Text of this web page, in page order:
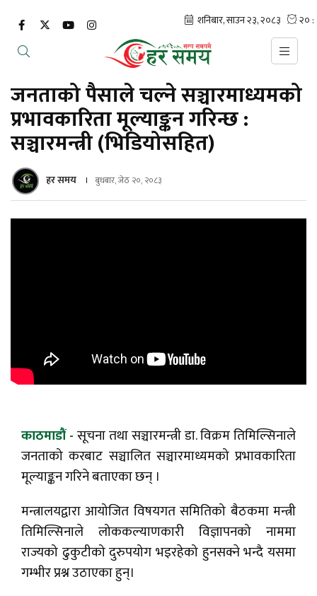
जनताको पैसाले चल्ने सञ्चारमाध्यमको
प्रभावकारिता मूल्याङ्कन गरिन्छ :
सञ्चारमन्त्री (भिडियोसहित)
हर समय बुधबार, जेठ २०, २०८३
काठमाडौं -सूचना तथा सञ्चारमन्त्री डा. विक्रम तिमिल्सिनाले
जनताको करबाट सञ्चालित सञ्चारमाध्यमको प्रभावकारिता
मूल्याङ्कन गरिने बताएका छन् ।
मन्त्रालयद्वारा आयोजित विषयगत समितिको बैठकमा मन्त्री
तिमिल्सिनाले लोककल्याणकारी विज्ञापनको नाममा
राज्यको ढुकुटीको दुरुपयोग भइरहेको हुनसक्ने भन्दै यसमा
गम्भीर प्रश्न उठाएका हुन्।